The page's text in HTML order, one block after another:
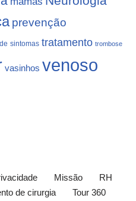
prevenção
sintomas tratamento trombose
vasinhos venoso
Missão
RH
de cirurgia Tour 360